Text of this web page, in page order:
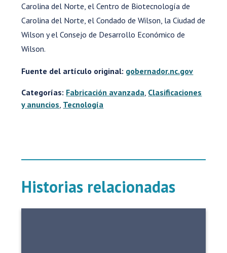
Carolina del Norte, el Centro de Biotecnología de
Carolina del Norte, el Condado de Wilson, la Ciudad de
Wilson y el Consejo de Desarrollo Económico de
Wilson.
Fuente del artículo original: gobernador.nc.gov
Categorías: Fabricación avanzada Clasificaciones
y anuncios Tecnología
Historias relacionadas